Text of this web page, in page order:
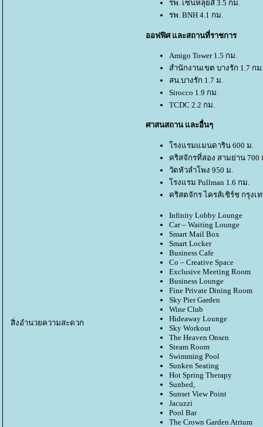
รพ. เซ็นหลุยส์ 3.5 กม.
รพ. BNH 4.1 กม.
ออฟฟิศ และสถานที่ราชการ
Amigo Tower 1.5 กม.
สำนักงานเขต บางรัก 1.7 กม.
สน.บางรัก 1.7 ม.
Sirocco 1.9 กม.
TCDC 2.2 กม.
ศาสนสถาน และอื่นๆ
รงแรมแมนดาริน 600 ม.
คริสจักรที่สอง สามย่าน 700
วัดหัวลำโพง 950 ม.
รงแรม Pullman 1.6 กม.
คริสตจักร ไครส์เชิร์ช กรุงเ
สิ่งอำนวยความสะดวก
Infinity Lobby Lounge
Car – Waiting Lounge
Smart Mail Box
Smart Locker
Business Cafe
Co – Creative Space
Exclusive Meeting Room
Business Lounge
Fine Private Dining Room
Sky Pier Garden
Wine Club
Hideaway Lounge
Sky Workout
The Heaven Onsen
Steam Room
Swimming Pool
Sunken Seating
Hot Spring Therapy
Sunbed,
Sunset View Point
Jacuzzi
Pool Bar
The Crown Garden Atrium